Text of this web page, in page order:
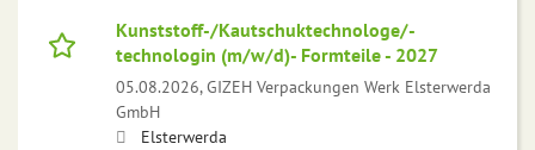
Kunststoff-/Kautschuktechnologe/-
technologin (m/w/d)- Formteile - 2027
05.08.2026,GIZEH Verpackungen Werk Elsterwerda
GmbH
Elsterwerda